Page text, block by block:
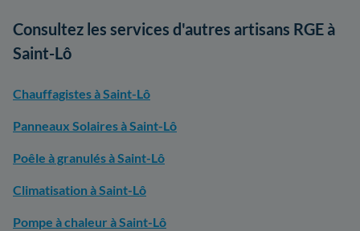
Consultez les services d'autres artisans RGE à
Saint-Lô
Chauffagistes à Saint-Lô
Panneaux Solaires à Saint-Lô
Poêle à granulés à Saint-Lô
Climatisation à Saint-Lô
Pompe à chaleur à Saint-Lô